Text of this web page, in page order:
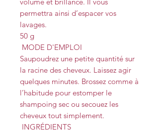
permettra ainsi d’espacer vos
lavages.
50 g
MODE D'EMPLOI
Saupoudrez une petite quantité sur
la racine des cheveux. Laissez agir
quelques minutes. Brossez comme à
l’habitude pour estomper le
shampoing sec ou secouez les
cheveux tout simplement.
INGRÉDIENTS